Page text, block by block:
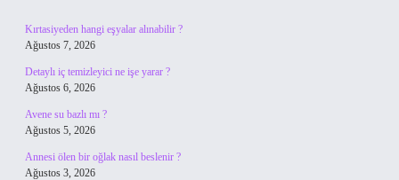
Kırtasiyeden hangi eşyalar alınabilir ?
Ağustos 7, 2026
Detaylı iç temizleyici ne işe yarar ?
Ağustos 6, 2026
Avene su bazlı mı ?
Ağustos 5, 2026
Annesi ölen bir oğlak nasıl beslenir ?
Ağustos 3, 2026